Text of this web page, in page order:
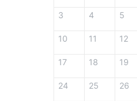
3 4 5
10 11 12
17 18 19
24 25 26